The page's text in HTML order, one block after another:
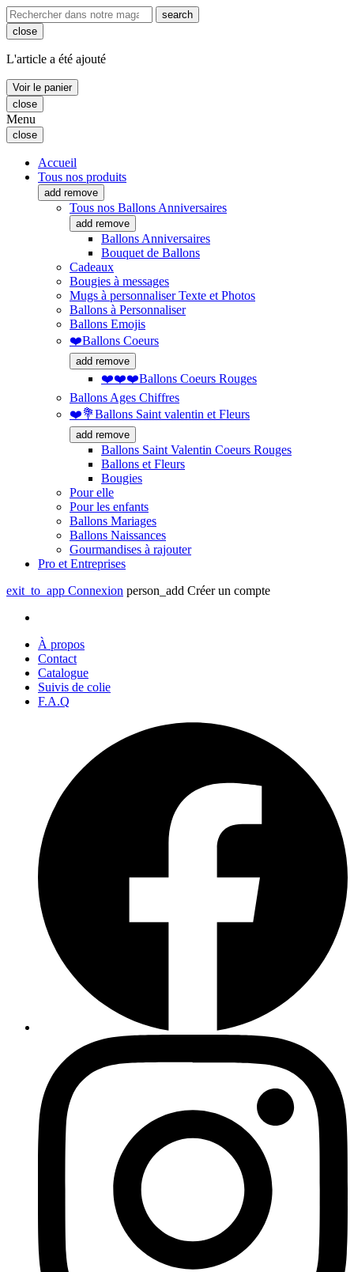
search
close
L'article a été ajouté
Voir le panier
close
Menu
close
Accueil
Tous nos produits
add remove
Tous nos Ballons Anniversaires
add remove
Ballons Anniversaires
Bouquet de Ballons
Cadeaux
Bougies à messages
Mugs à personnaliser Texte et Photos
Ballons à Personnaliser
Ballons Emojis
❤️Ballons Coeurs
add remove
❤️❤️❤️Ballons Coeurs Rouges
Ballons Ages Chiffres
❤️💐Ballons Saint valentin et Fleurs
add remove
Ballons Saint Valentin Coeurs Rouges
Ballons et Fleurs
Bougies
Pour elle
Pour les enfants
Ballons Mariages
Ballons Naissances
Gourmandises à rajouter
Pro et Entreprises
exit_to_app Connexion person_add Créer un compte
À propos
Contact
Catalogue
Suivis de colie
F.A.Q